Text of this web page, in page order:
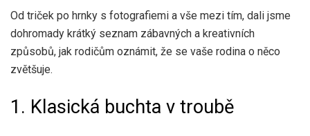
Od triček po hrnky s fotografiemi a vše mezi tím, dali jsme
dohromady krátký seznam zábavných a kreativních
způsobů, jak rodičům oznámit, že se vaše rodina o něco
zvětšuje.
1. Klasická buchta v troubě